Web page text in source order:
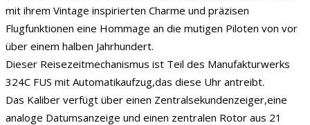
mit ihrem Vintage inspirierten Charme und präzisen
Flugfunktionen eine Hommage an die mutigen Piloten von vor
über einem halben Jahrhundert.
Dieser Reisezeitmechanismus ist Teil des Manufakturwerks
324C FUS mit Automatikaufzug,das diese Uhr antreibt.
Das Kaliber verfügt über einen Zentralsekundenzeiger,eine
analoge Datumsanzeige und einen zentralen Rotor aus 21